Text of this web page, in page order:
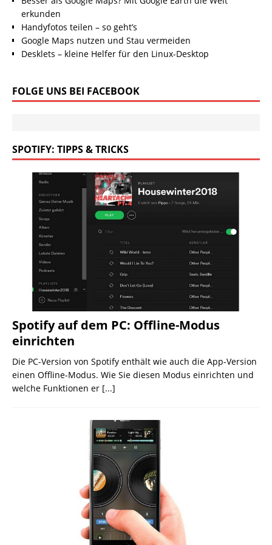
erkunden
Handyfotos teilen – so geht’s
Google Maps nutzen und Stau vermeiden
Desklets – kleine Helfer für den Linux-Desktop
FOLGE UNS BEI FACEBOOK
SPOTIFY: TIPPS & TRICKS
Spotify auf dem PC: Offline-Modus
einrichten
Die PC-Version von Spotify enthält wie auch die App-Version
einen Offline-Modus. Wie Sie diesen Modus einrichten und
welche Funktionen er [...]